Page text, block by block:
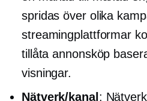
spridas över olika
streamingplattformar
tillåta annonsköp
visningar.
Nätverk/kanal :